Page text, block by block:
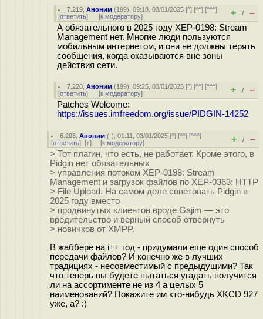
7.219 ,Аноним (199), 09:18, 03/01/2025 [^] [^^] [^^^]
[ответить] [к модератору] + / –
А обязательного в 2025 году XEP-0198: Stream
Management нет. Многие люди пользуются
мобильным интернетом, и они не должны терять
сообщения, когда оказываются вне зоны
действия сети.
7.220 ,Аноним (199), 09:25, 03/01/2025 [^] [^^] [^^^]
[ответить] [к модератору] + / –
Patches Welcome:
https://issues.imfreedom.org/issue/PIDGIN-14252
6.203 ,Аноним (-), 01:11, 03/01/2025 [^] [^^] [^^^]
[ответить] [↑] [к модератору] + / –
> Тот плагин, что есть, не работает. Кроме этого, в
Pidgin нет обязательных
> управления потоком XEP-0198: Stream
Management и загрузок файлов по XEP-0363: HTTP
> File Upload. На самом деле советовать Pidgin в
2025 году вместо
> продвинутых клиентов вроде Gajim — это
вредительство и верный способ отвернуть
> новичков от XMPP.
В жаббере на i++ год - придумали еще один способ
передачи файлов? И конечно же в лучших
традициях - несовместимый с предыдущими? Так
что теперь вы будете пытаться угадать получится
ли на ассортименте не из 4 а целых 5
наименований? Покажите им кто-нибудь XKCD 927
уже, а? :)